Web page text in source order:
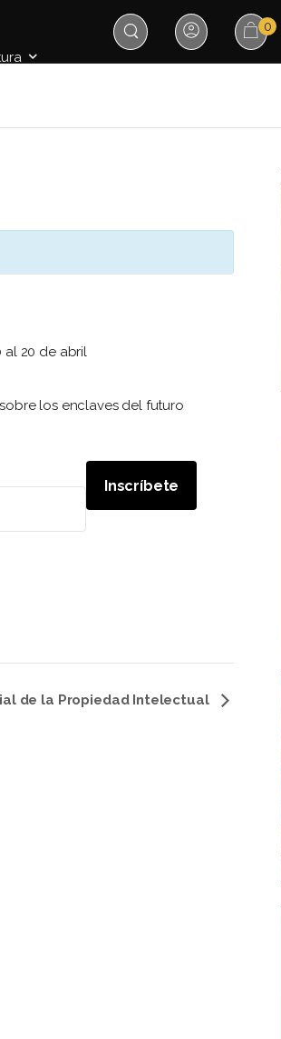
0
al 20 de abril
los enclaves del futuro
Inscríbete
de la Propiedad Intelectual